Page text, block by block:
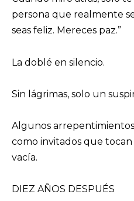
persona que realmente
seas feliz. Mereces paz.”
La doblé en silencio.
Sin lágrimas, solo un
Algunos
como invitados que
vacía.
DIEZ AÑOS DESPUÉS